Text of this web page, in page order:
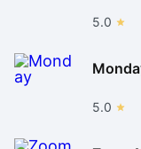
5.0
5.0